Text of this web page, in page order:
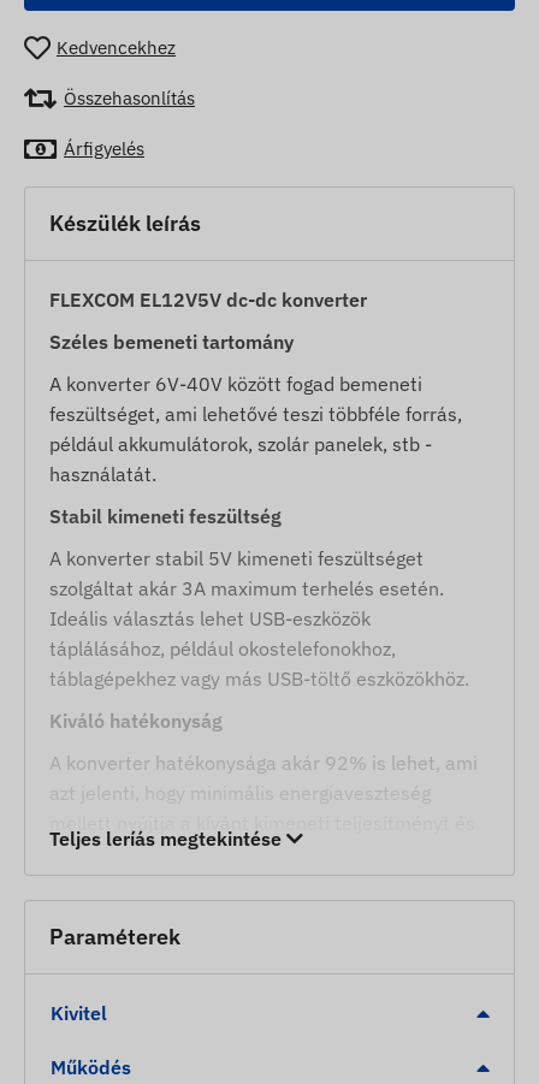
Kedvencekhez
Összehasonlítás
Árfigyelés
Készülék leírás
FLEXCOM EL12V5V dc-dc konverter
Széles bemeneti tartomány
A konverter 6V-40V között fogad bemeneti
feszültséget, ami lehetővé teszi többféle forrás,
például akkumulátorok, szolár panelek, stb -
használatát.
Stabil kimeneti feszültség
A konverter stabil 5V kimeneti feszültséget
szolgáltat akár 3A maximum terhelés esetén.
Ideális választás lehet USB-eszközök
táplálásához, például okostelefonokhoz,
táblagépekhez vagy más USB-töltő eszközökhöz.
Kiváló hatékonyság
A konverter hatékonysága akár 92% is lehet, ami
azt jelenti, hogy minimális energiaveszteség
hosszabb élettartamot biztosít az
energiaforrásoknak.
Széles működési hőmérséklet-tartomány
szélsőséges időjárási körülmények közötti
használatát is.
Teljes leríás megtekintése
Paraméterek
Kivitel
Működés